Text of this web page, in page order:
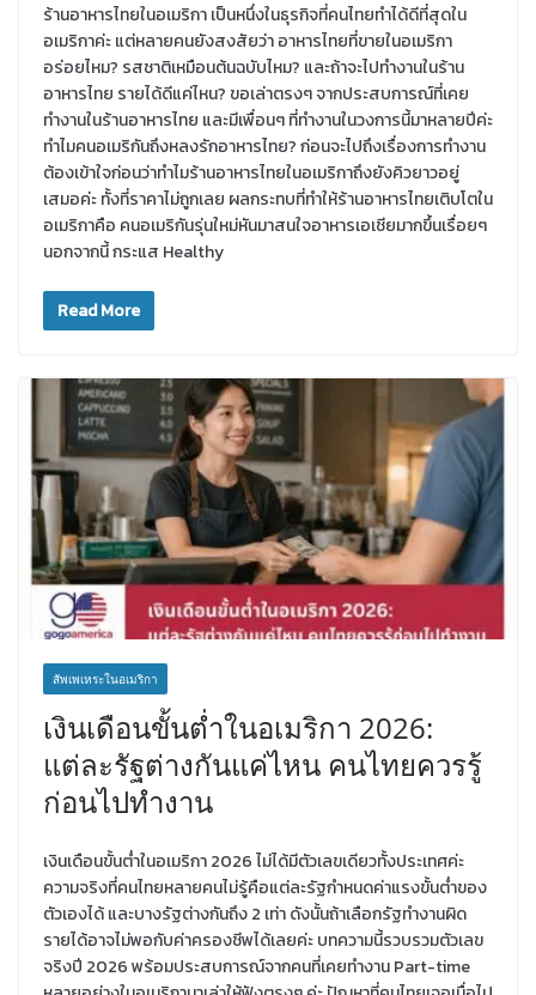
ร้านอาหารไทยในอเมริกา เป็นหนึ่งในธุรกิจที่คนไทยทำได้ดีที่สุดใน
อเมริกาค่ะ แต่หลายคนยังสงสัยว่า อาหารไทยที่ขายในอเมริกา
อร่อยไหม? รสชาติเหมือนต้นฉบับไหม? และถ้าจะไปทำงานในร้าน
อาหารไทย รายได้ดีแค่ไหน? ขอเล่าตรงๆ จากประสบการณ์ที่เคย
ทำงานในร้านอาหารไทย และมีเพื่อนๆ ที่ทำงานในวงการนี้มาหลายปีค่ะ
ทำไมคนอเมริกันถึงหลงรักอาหารไทย? ก่อนจะไปถึงเรื่องการทำงาน
ต้องเข้าใจก่อนว่าทำไมร้านอาหารไทยในอเมริกาถึงยังคิวยาวอยู่
เสมอค่ะ ทั้งที่ราคาไม่ถูกเลย ผลกระทบที่ทำให้ร้านอาหารไทยเติบโตใน
อเมริกาคือ คนอเมริกันรุ่นใหม่หันมาสนใจอาหารเอเชียมากขึ้นเรื่อยๆ
นอกจากนี้ กระแส Healthy
Read More
สัพเพเหระในอเมริกา
เงินเดือนขั้นต่ำในอเมริกา 2026:
แต่ละรัฐต่างกันแค่ไหน คนไทยควรรู้
ก่อนไปทำงาน
เงินเดือนขั้นต่ำในอเมริกา 2026 ไม่ได้มีตัวเลขเดียวทั้งประเทศค่ะ
ความจริงที่คนไทยหลายคนไม่รู้คือแต่ละรัฐกำหนดค่าแรงขั้นต่ำของ
ตัวเองได้ และบางรัฐต่างกันถึง 2 เท่า ดังนั้นถ้าเลือกรัฐทำงานผิด
รายได้อาจไม่พอกับค่าครองชีพได้เลยค่ะ บทความนี้รวบรวมตัวเลข
จริงปี 2026 พร้อมประสบการณ์จากคนที่เคยทำงาน Part-time